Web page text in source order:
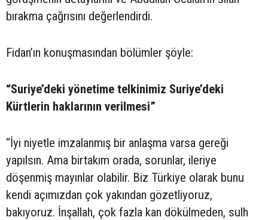
bırakma çağrısını değerlendirdi.
Fidan’ın konuşmasından bölümler şöyle:
“Suriye’deki yönetime telkinimiz Suriye’deki
Kürtlerin haklarının verilmesi”
“İyi niyetle imzalanmış bir anlaşma varsa gereği
yapılsın. Ama birtakım orada, sorunlar, ileriye
döşenmiş mayınlar olabilir. Biz Türkiye olarak bunu
kendi açımızdan çok yakından gözetliyoruz,
bakıyoruz. İnşallah, çok fazla kan dökülmeden, sulh